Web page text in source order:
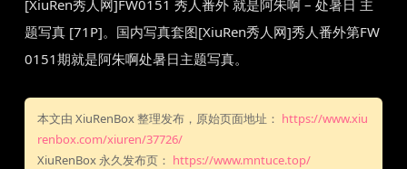
[XiuRen秀人网]FW0151 秀人番外 就是阿朱啊 – 处暑日 主
题写真 [71P]。国内写真套图[XiuRen秀人网]秀人番外第FW
0151期就是阿朱啊处暑日主题写真。
本文由 XiuRenBox 整理发布，原始页面地址： https://www.xiu
renbox.com/xiuren/37726/
XiuRenBox 永久发布页： https://www.mntuce.top/